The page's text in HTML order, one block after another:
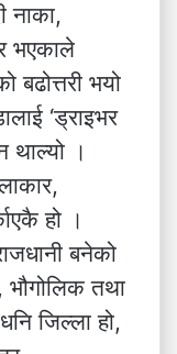
नाका,
भएकाले
बढोत्तरी भयो
‘ड्राइभर
थाल्यो ।
हो ।
बनेको
भौगोलिक तथा
जिल्ला हो,